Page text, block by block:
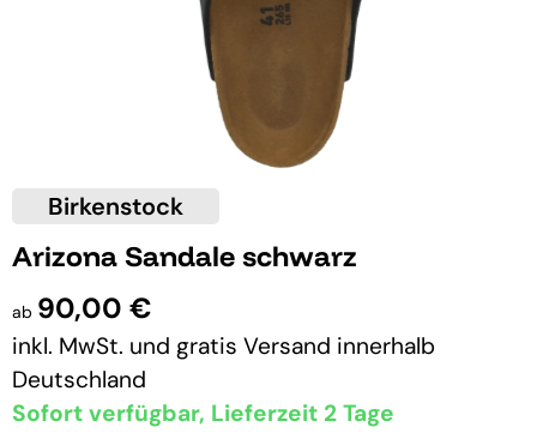
Birkenstock
Arizona Sandale schwarz
ab 90,00 €
inkl. MwSt. und gratis Versand innerhalb
Deutschland
Sofort verfügbar, Lieferzeit 2 Tage